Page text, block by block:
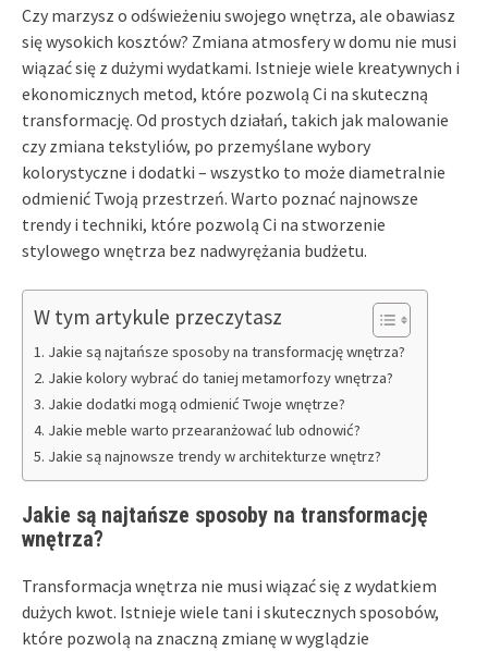
Czy marzysz o odświeżeniu swojego wnętrza, ale obawiasz
się wysokich kosztów? Zmiana atmosfery w domu nie musi
wiązać się z dużymi wydatkami. Istnieje wiele kreatywnych i
ekonomicznych metod, które pozwolą Ci na skuteczną
transformację. Od prostych działań, takich jak malowanie
czy zmiana tekstyliów, po przemyślane wybory
kolorystyczne i dodatki – wszystko to może diametralnie
odmienić Twoją przestrzeń. Warto poznać najnowsze
trendy i techniki, które pozwolą Ci na stworzenie
stylowego wnętrza bez nadwyrężania budżetu.
W tym artykule przeczytasz
Jakie są najtańsze sposoby na transformację wnętrza?
Jakie kolory wybrać do taniej metamorfozy wnętrza?
Jakie dodatki mogą odmienić Twoje wnętrze?
Jakie meble warto przearanżować lub odnowić?
Jakie są najnowsze trendy w architekturze wnętrz?
Jakie są najtańsze sposoby na transformację
wnętrza?
Transformacja wnętrza nie musi wiązać się z wydatkiem
dużych kwot. Istnieje wiele tani i skutecznych sposobów,
które pozwolą na znaczną zmianę w wyglądzie